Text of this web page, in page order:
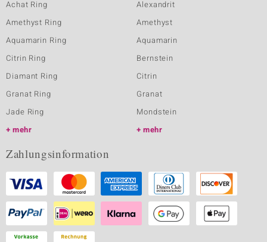
Achat Ring
Amethyst Ring
Aquamarin Ring
Citrin Ring
Diamant Ring
Granat Ring
Jade Ring
mehr
Alexandrit
Amethyst
Aquamarin
Bernstein
Citrin
Granat
Mondstein
mehr
Zahlungsinformation